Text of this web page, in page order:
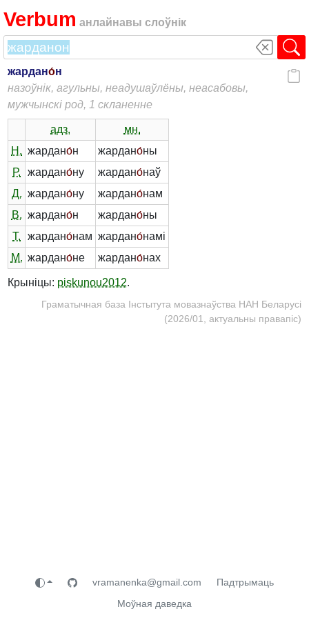
Verbum анлайнавы слоўнік
жардано́н
назоўнік, агульны, неадушаўлёны, неасабовы,
мужчынскі род, 1 скланенне
адз.
мн.
Н. жардано́н жардано́ны
Р.
жардано́ну жардано́наў
Д. жардано́ну жардано́нам
В. жардано́н жардано́ны
Т.
жардано́нам жардано́намі
М. жардано́не жардано́нах
Крыніцы: piskunou2012.
Граматычная база Інстытута мовазнаўства НАН Беларусі
(2026/01, актуальны правапіс)
vramanenka@gmail.com
Падтрымаць
Моўная даведка